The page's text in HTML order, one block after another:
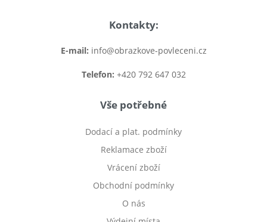
Kontakty:
E-mail: info@obrazkove-povleceni.cz
Telefon: +420 792 647 032
Vše potřebné
Dodací a plat. podmínky
Reklamace zboží
Vrácení zboží
Obchodní podmínky
O nás